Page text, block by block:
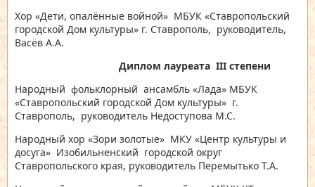
Хор «Дети, опалённые войной» МБУК «Ставропольский
городской Дом культуры» г. Ставрополь, руководитель,
Васёв А.А.
Диплом лауреата III степени
Народный фольклорный ансамбль «Лада» МБУК
«Ставропольский городской Дом культуры» г.
Ставрополь, руководитель Недоступова М.С.
Народный хор «Зори золотые» МКУ «Центр культуры и
досуга» Изобильненский городской округ
Ставропольского края, руководитель Перемытько Т.А.